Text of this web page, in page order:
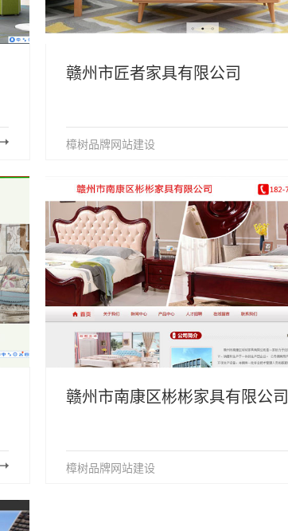
赣州市匠者家具有限公司
樟树品牌网站建设
赣州市南康区彬彬家具有限公司
樟树品牌网站建设